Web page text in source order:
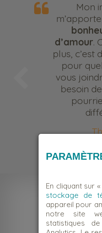
Mon
m’apporte
d’amour.
plus, c’est
pour
vous
besoin
En cliquant sur
stockage de
appareil pour
notre site
statistiques